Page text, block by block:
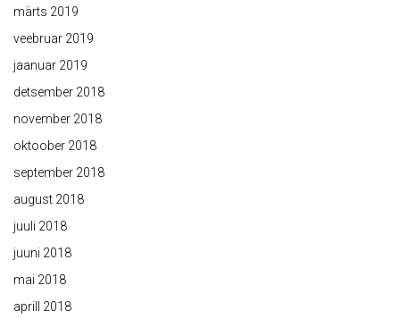
märts 2019
veebruar 2019
jaanuar 2019
detsember 2018
november 2018
oktoober 2018
september 2018
august 2018
juuli 2018
juuni 2018
mai 2018
aprill 2018